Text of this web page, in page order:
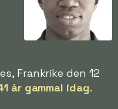
Frankrike den 12
år gammal idag.